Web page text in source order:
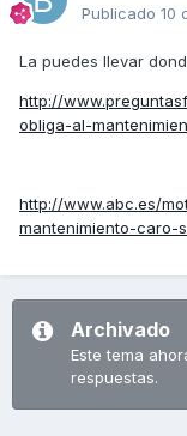
Publicado 10
La puedes llevar
http://
obliga-al-
http://www.abc.es/
mantenimiento-caro-
Archivado
Este tema
respuestas.